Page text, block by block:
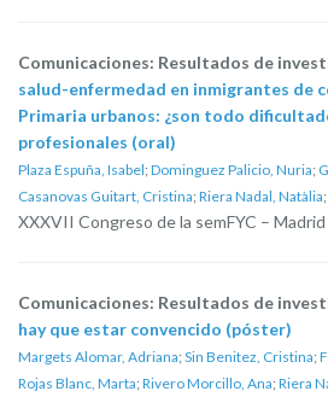
Comunicaciones: Resultados de
salud-enfermedad en inmigrantes de
Primaria urbanos: ¿son todo
profesionales (oral)
Plaza Espuña, Isabel; Dominguez Palicio, Nuria;
Casanovas Guitart, Cristina; Riera Nadal, Natàlia;
XXXVII Congreso de la semFYC – Madrid
Comunicaciones: Resultados de
hay que estar convencido (póster)
Margets Alomar, Adriana; Sin Benitez, Cristina;
Rojas Blanc, Marta; Rivero Morcillo, Ana; Riera